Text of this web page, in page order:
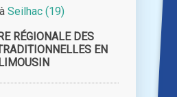
Seilhac (19)
RÉGIONALE DES
EN
LIMOUSIN